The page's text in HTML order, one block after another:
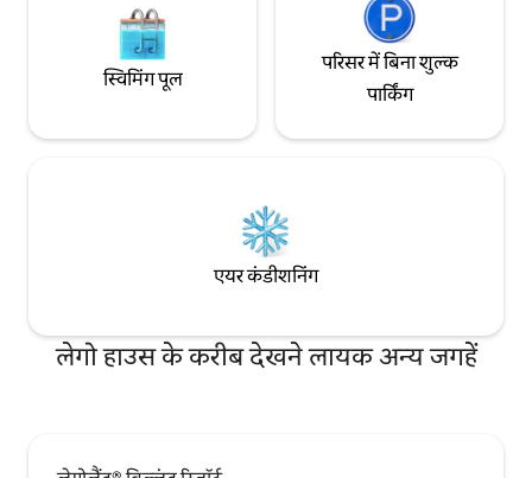
स्विमिंग पूल
परिसर में बिना शुल्क
पार्किंग
एयर कंडीशनिंग
लेगो हाउस के करीब देखने लायक अन्य जगहें